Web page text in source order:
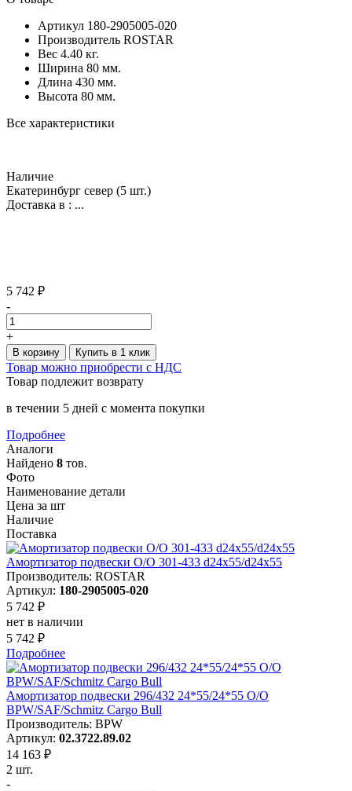
Артикул 180-2905005-020
Производитель ROSTAR
Вес 4.40 кг.
Ширина 80 мм.
Длина 430 мм.
Высота 80 мм.
Все характеристики
Наличие
Екатеринбург север (5 шт.)
Доставка в : ...
5 742 ₽
-
+
В корзину Купить в 1 клик
Товар можно приобрести с НДС
Товар подлежит возврату
в течении 5 дней с момента покупки
Подробнее
Аналоги
Найдено 8 тов.
Фото
Наименование детали
Цена за шт
Наличие
Поставка
Амортизатор подвески O/O 301-433 d24x55/d24x55
Производитель: ROSTAR
Артикул: 180-2905005-020
5 742 ₽
нет в наличии
5 742 ₽
Подробнее
Амортизатор подвески 296/432 24*55/24*55 O/O
BPW/SAF/Schmitz Cargo Bull
Производитель: BPW
Артикул: 02.3722.89.02
14 163 ₽
2 шт.
-